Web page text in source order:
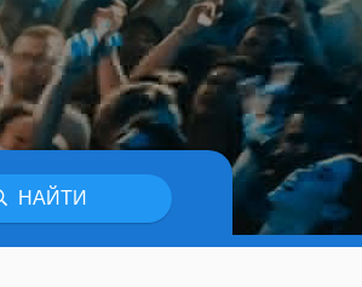
НАЙТИ